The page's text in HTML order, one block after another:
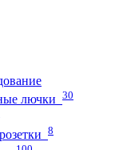
лючки
30
8